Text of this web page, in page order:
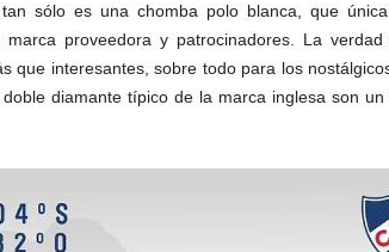
sólo es una chomba polo blanca, que
proveedora y patrocinadores. La
que interesantes, sobre todo para los
diamante típico de la marca inglesa son